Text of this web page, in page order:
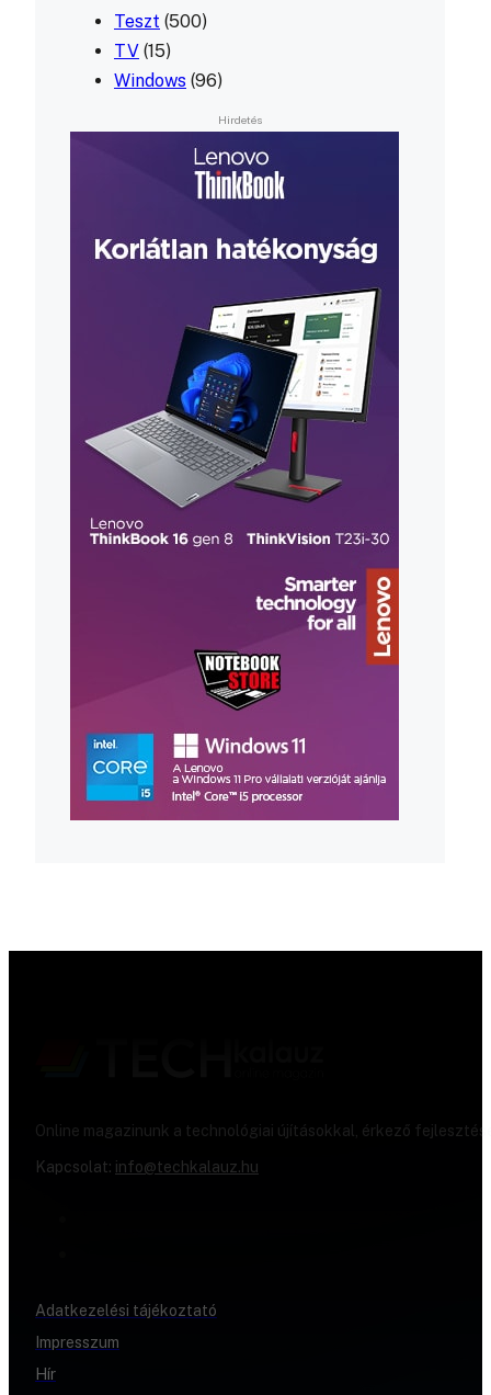
Teszt (500)
TV (15)
Windows (96)
Online magazinunk a technológiai újításokkal, érkező
Kapcsolat: info@techkalauz.hu
Adatkezelési tájékoztató
Impresszum
Hír